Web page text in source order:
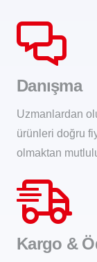
Danışma
Uzmanlardan
ürünleri doğru
olmaktan
Kargo &